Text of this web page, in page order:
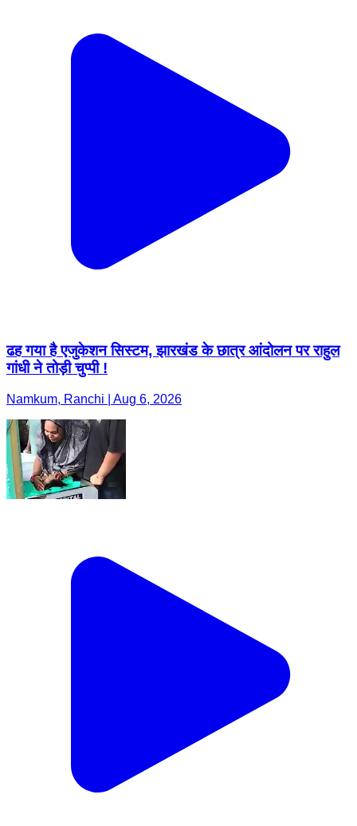
ढह गया है एजुकेशन सिस्टम, झारखंड के छात्र आंदोलन पर राहुल
गांधी ने तोड़ी चुप्पी !
Namkum, Ranchi | Aug 6, 2026